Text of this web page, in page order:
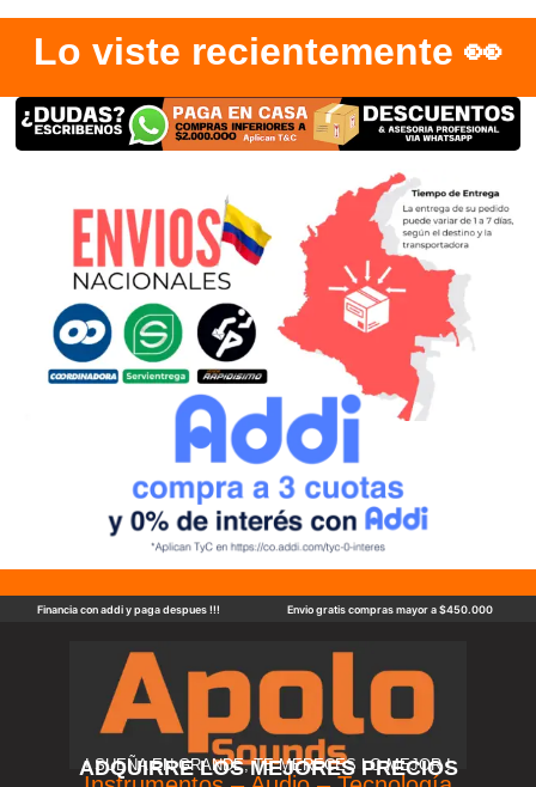
Lo viste recientemente 👀
Financia con addi y paga despues !!! Envio gratis compras mayor a $450.000
ADQUIRRE LOS MEJORES PRECIOS
! SUEÑA EN GRANDE, TE MERECES LO MEJOR !